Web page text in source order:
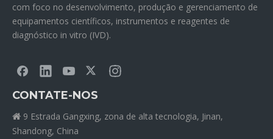
com foco no desenvolvimento, produção e gerenciamento de
equipamentos científicos, instrumentos e reagentes de
diagnóstico in vitro (IVD).
CONTATE-NOS
 9 Estrada Gangxing, zona de alta tecnologia, Jinan,
Shandong, China